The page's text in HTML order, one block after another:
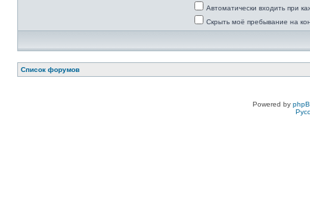
Автоматически входить при
Скрыть моё пребывание на
Список форумов
Powered by